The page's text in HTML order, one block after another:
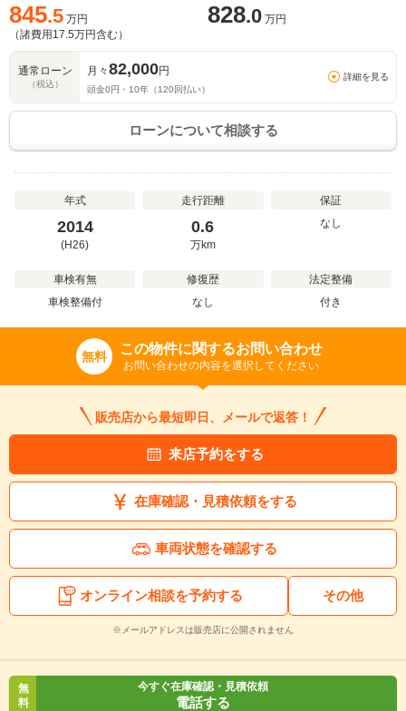
845.5 万円
（諸費用 17.5万円含む）
828.0 万円
通常ローン
（税込）
月々82,000円
頭金0円・ 10年（120 回払い）
詳細を見る
ローンについて相談する
年式
2014
(H26)
走行距離
0.6
万km
保証
なし
車検有無
車検整備付
修復歴
なし
法定整備
付き
無料 この物件に関するお問い合わせ
お問い合わせの内容を選択してください
販売店から最短即日、メールで返答！
来店予約をする
在庫確認・見積依頼をする
車両状態を確認する
オンライン相談を予約する その他
※メールアドレスは販売店に公開されません
無
料
今すぐ在庫確認・見積依頼
電話する